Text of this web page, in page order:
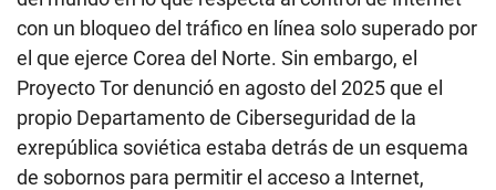
con un bloqueo del tráfico en línea solo superado por
el que ejerce Corea del Norte. Sin embargo, el
Proyecto Tor denunció en agosto del 2025 que el
propio Departamento de Ciberseguridad de la
exrepública soviética estaba detrás de un esquema
de sobornos para permitir el acceso a Internet,